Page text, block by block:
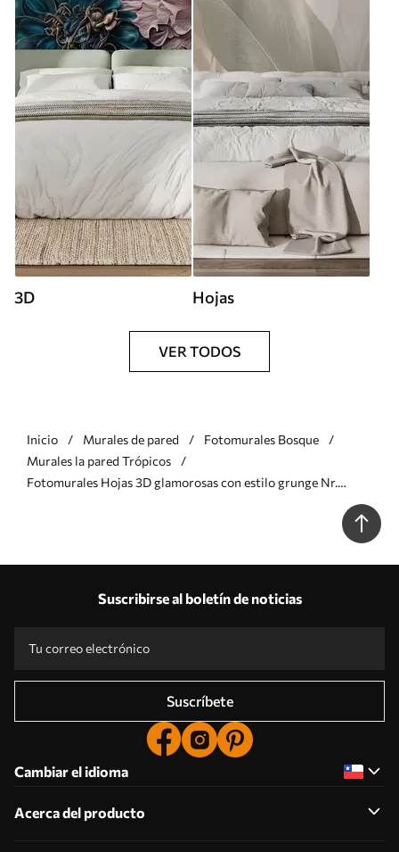
3D Hojas
VER TODOS
Inicio Murales de pared
Fotomurales Bosque
Murales la pared Trópicos
Fotomurales Hojas 3D glamorosas con estilo grunge Nr.
Suscribirse al boletín de noticias
Suscríbete
Cambiar el idioma
Acerca del producto